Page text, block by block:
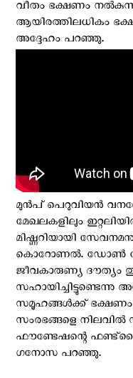
വീതം ഭക്ഷണം
ആയിരത്തിലധികം
അദ്ദേഹം പറഞ്ഞു.
മുന്‍പ് പെറുവിയൻ
മേഖലകളിലും
മിഷ്ണറിയായി
കൊറോണൽ. ഡോൺ
ജീവകാരുണ്യ ദൗത്യം
സഹായിച്ചിട്ടുണ്ടെന്നു
സമൂഹങ്ങൾക്ക് ഭക്ഷണം
സംരഭങ്ങളെ
ഫൗണ്ടേഷന്റെ
ഗനോസ പറഞ്ഞു.